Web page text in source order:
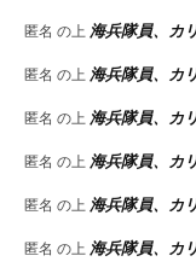
匿名 の上 海兵隊員、カ
匿名 の上 海兵隊員、カ
匿名 の上 海兵隊員、カ
匿名 の上 海兵隊員、カ
匿名 の上 海兵隊員、カ
匿名 の上 海兵隊員、カ